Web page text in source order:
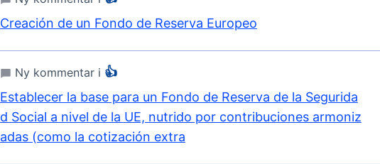
Creación de un Fondo de Reserva Europeo
Ny kommentar i 👍
Establecer la base para un Fondo de Reserva de la Segurida
d Social a nivel de la UE, nutrido por contribuciones armoniz
adas (como la cotización extra